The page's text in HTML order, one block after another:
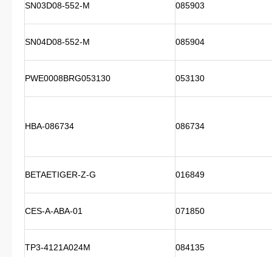
SN03D08-552-M 085903
SN04D08-552-M 085904
PWE0008BRG053130 053130
HBA-086734 086734
BETAETIGER-Z-G 016849
CES-A-ABA-01 071850
TP3-4121A024M 084135